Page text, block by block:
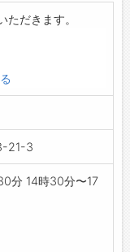
ただきます。
長をはじめスタッ
協力し合いなが
りで穏やかに働
だける方を歓迎
21-3
分 14時30分〜17